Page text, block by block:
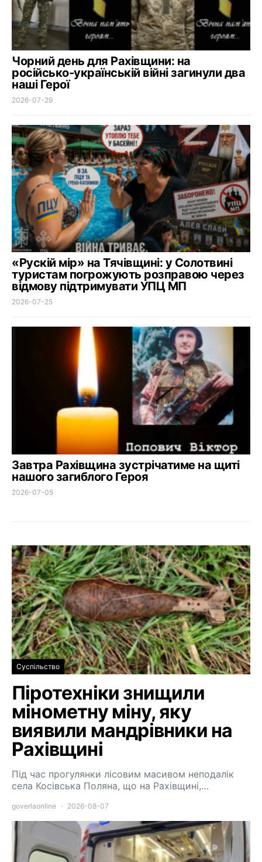
Чорний день для Рахівщини: на
російсько-українській війні загинули два
наші Герої
2026-07-29
«Рускій мір» на Тячівщині: у Солотвині
туристам погрожують розправою через
відмову підтримувати УПЦ МП
2026-07-25
Завтра Рахівщина зустрічатиме на щиті
нашого загиблого Героя
2026-07-05
Суспільство
Піротехніки знищили
мінометну міну, яку
виявили мандрівники на
Рахівщині
Під час прогулянки лісовим масивом неподалік
села Косівська Поляна, що на Рахівщині,…
goverlaonline 2026-08-07